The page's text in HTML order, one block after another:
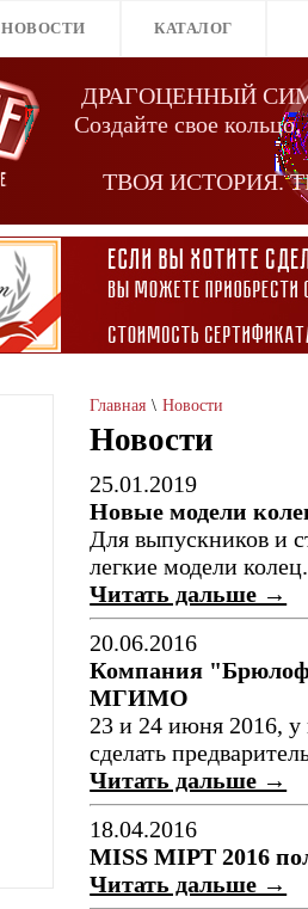
НОВОСТИ КАТАЛОГ
ДРАГОЦЕННЫЙ
Создайте свое
ТВОЯ ИСТОРИЯ.
Главная Новости
Новости
25.01.2019
Новые модели
Для выпускников и
легкие модели колец.
Читать дальше →
20.06.2016
Компания
МГИМО
23 и 24 июня 2016, у
сделать
Читать дальше →
18.04.2016
MISS MIPT 2016
Читать дальше →